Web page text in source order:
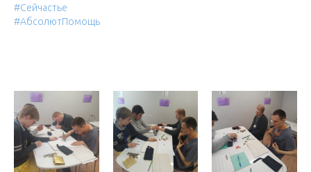
#Сейчастье
#АбсолютПомощь